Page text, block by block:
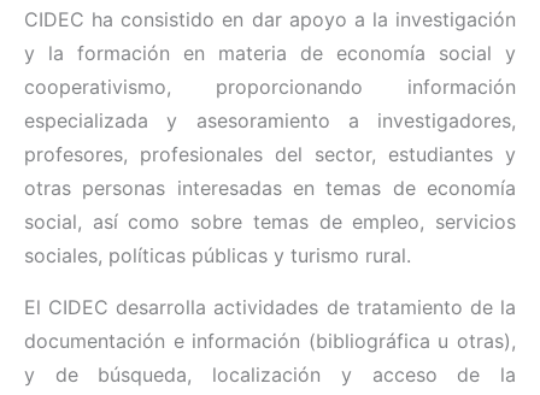
CIDEC ha consistido en dar apoyo a la investigación
y la formación en materia de economía social y
cooperativismo, proporcionando información
especializada y asesoramiento a investigadores,
profesores, profesionales del sector, estudiantes y
otras personas interesadas en temas de economía
social, así como sobre temas de empleo, servicios
sociales, políticas públicas y turismo rural.
El CIDEC desarrolla actividades de tratamiento de la
documentación e información (bibliográfica u otras),
y de búsqueda, localización y acceso de la